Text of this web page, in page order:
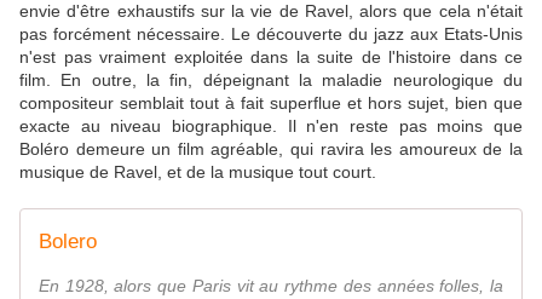
envie d'être exhaustifs sur la vie de Ravel, alors que cela n'était
pas forcément nécessaire. Le découverte du jazz aux Etats-Unis
n'est pas vraiment exploitée dans la suite de l'histoire dans ce
film. En outre, la fin, dépeignant la maladie neurologique du
compositeur semblait tout à fait superflue et hors sujet, bien que
exacte au niveau biographique. Il n'en reste pas moins que
Boléro demeure un film agréable, qui ravira les amoureux de la
musique de Ravel, et de la musique tout court.
Bolero
En 1928, alors que Paris vit au rythme des années folles, la